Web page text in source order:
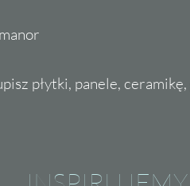
płytki, panele,